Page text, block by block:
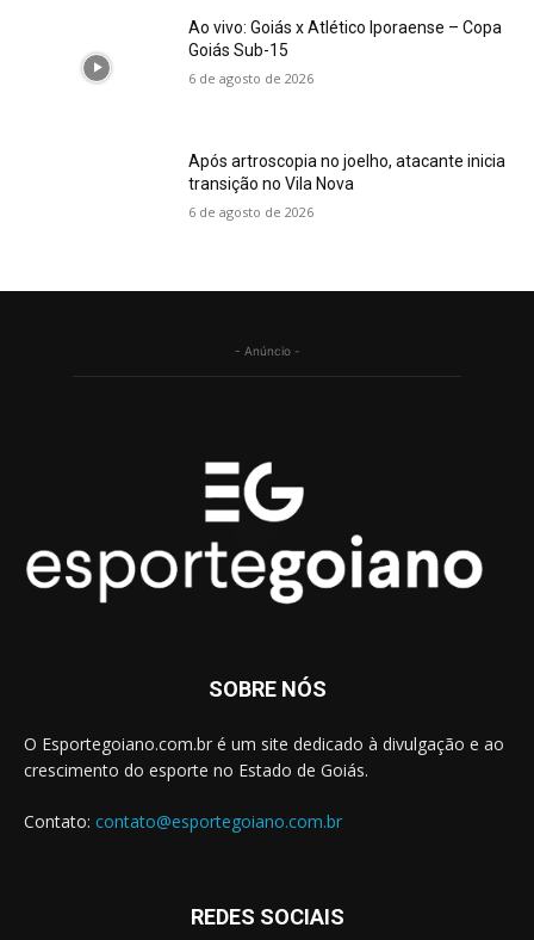
Ao vivo: Goiás x Atlético Iporaense – Copa
Goiás Sub-15
6 de agosto de 2026
Após artroscopia no joelho, atacante inicia
transição no Vila Nova
6 de agosto de 2026
- Anúncio -
SOBRE NÓS
O Esportegoiano.com.br é um site dedicado à divulgação e ao
crescimento do esporte no Estado de Goiás.
Contato: contato@esportegoiano.com.br
REDES SOCIAIS